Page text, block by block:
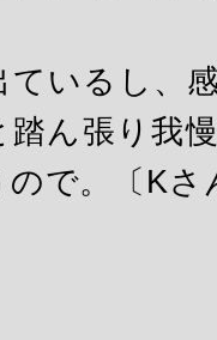
いるし、
ん張り我
で。〔Kさ